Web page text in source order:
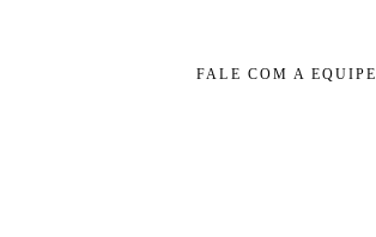
FALE COM A EQUIPE